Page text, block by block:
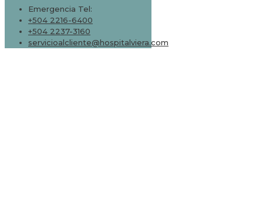
Emergencia Tel:
+504 2216-6400
+504 2237-3160
servicioalcliente@hospitalviera.com